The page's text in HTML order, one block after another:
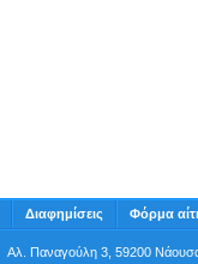
Διαφημίσεις Φόρμα
Αλ. Παναγούλη 3, 59200